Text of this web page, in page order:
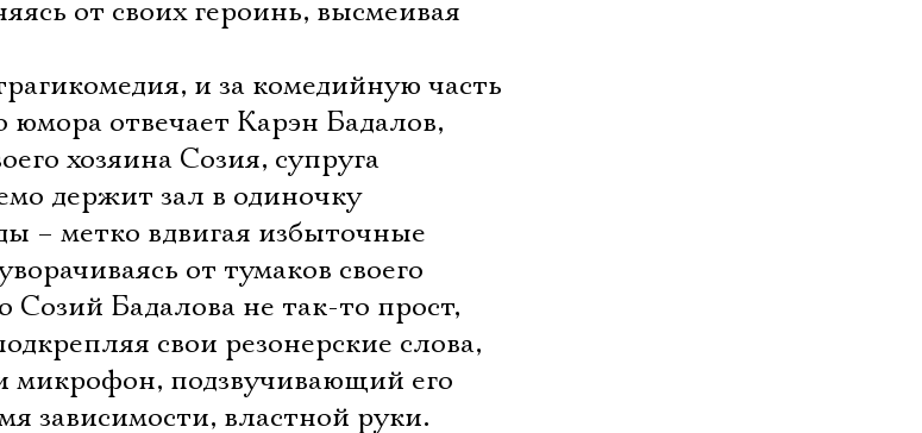
от своих героинь, высмеивая
и за комедийную часть
юмора отвечает Карэн Бадалов,
хозяина Созия, супруга
держит зал в одиночку
– метко вдвигая избыточные
от тумаков своего
Бадалова не так-то прост,
свои резонерские слова,
микрофон, подзвучивающий его
зависимости, властной руки.